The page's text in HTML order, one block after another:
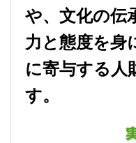
や、文化の伝
力と態度を身
に寄与する人
す。